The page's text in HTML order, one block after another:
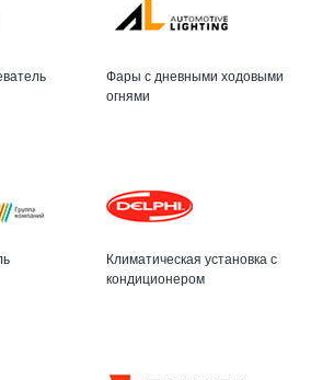
Фары с дневными ходовыми
огнями
Климатическая установка с
кондиционером